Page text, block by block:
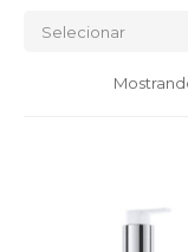
Selecionar